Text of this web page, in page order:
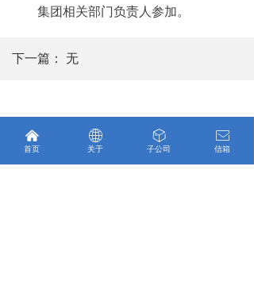
集团相关部门负责人参加。
下一篇： 无
낀
首页
ꄓ
关于
ꁦ
子公司
ꂘ
信箱